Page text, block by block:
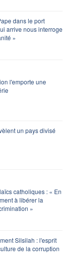
dans le port
arrive nous interroge
»
l'emporte une
un pays divisé
catholiques : « En
à libérer la
»
Silsilah : l'esprit
de la corruption